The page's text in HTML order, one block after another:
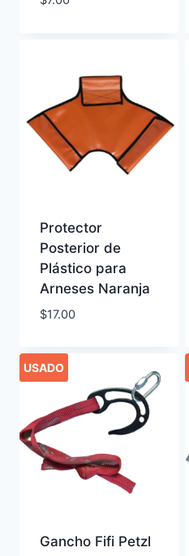
Protector
Posterior de
Plástico para
Arneses Naranja
$17.00
USADO
Gancho Fifi Petzl